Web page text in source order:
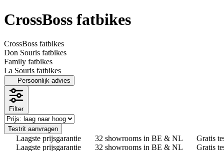
CrossBoss fatbikes
CrossBoss fatbikes
Don Souris fatbikes
Family fatbikes
La Souris fatbikes
Persoonlijk advies
Filter
Testrit aanvragen
Laagste prijsgarantie 32 showrooms in BE & NL
Gratis
Laagste prijsgarantie
32 showrooms in BE & NL Gratis